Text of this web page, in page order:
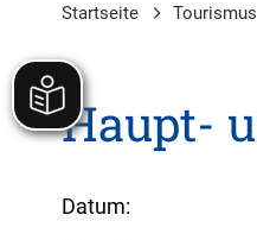
Startseite Tourismus
Haupt-
Datum: